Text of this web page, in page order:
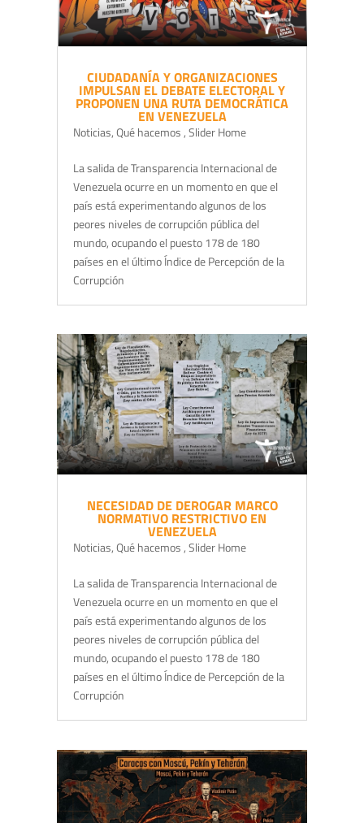
CIUDADANÍA Y ORGANIZACIONES
IMPULSAN EL DEBATE ELECTORAL Y
PROPONEN UNA RUTA DEMOCRÁTICA
EN VENEZUELA
Noticias,Qué hacemos ,Slider Home
La salida de Transparencia Internacional de
Venezuela ocurre en un momento en que el
país está experimentando algunos de los
peores niveles de corrupción pública del
mundo, ocupando el puesto 178 de 180
países en el último Índice de Percepción de la
Corrupción
NECESIDAD DE DEROGAR MARCO
NORMATIVO RESTRICTIVO EN
VENEZUELA
Noticias,Qué hacemos,Slider Home
La salida de Transparencia Internacional de
Venezuela ocurre en un momento en que el
país está experimentando algunos de los
peores niveles de corrupción pública del
mundo, ocupando el puesto 178 de 180
países en el último Índice de Percepción de la
Corrupción